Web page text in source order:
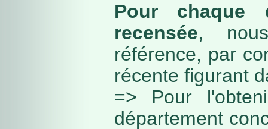
Pour chaque
recensée,
référence, par
récente figurant
=> Pour
département